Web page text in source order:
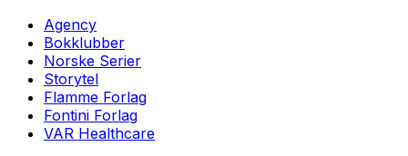
Agency
Bokklubber
Norske Serier
Storytel
Flamme Forlag
Fontini Forlag
VAR Healthcare